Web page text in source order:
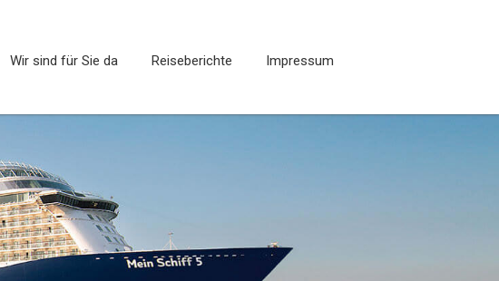
Wir sind für Sie da Reiseberichte Impressum